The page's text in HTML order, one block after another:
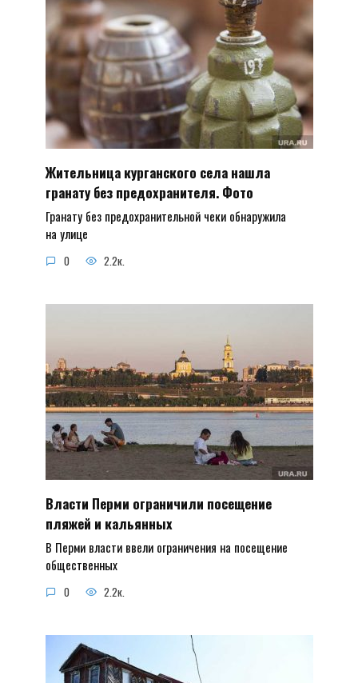
Жительница курганского села нашла
гранату без предохранителя. Фото
Гранату без предохранительной чеки обнаружила
на улице
0 2.2к.
Власти Перми ограничили посещение
пляжей и кальянных
В Перми власти ввели ограничения на посещение
общественных
0 2.2к.